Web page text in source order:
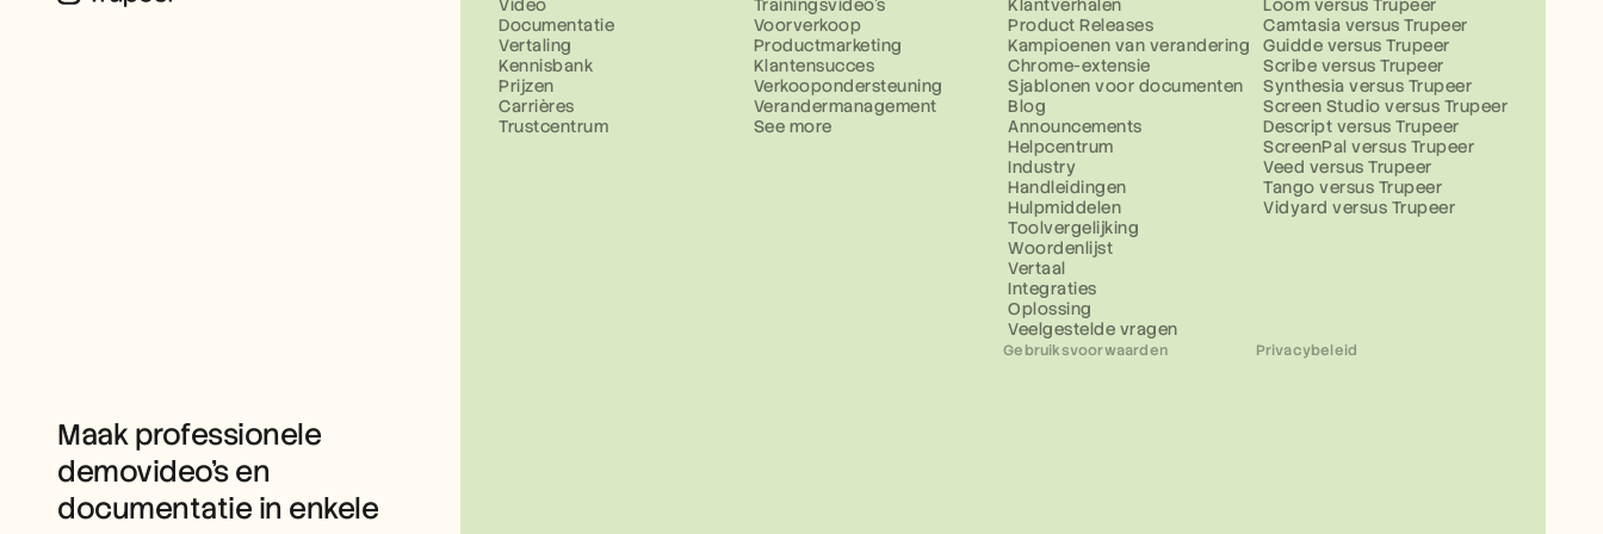
Maak professionele
demovideo’s en
documentatie in enkele
Video
Documentatie
Vertaling
Kennisbank
Prijzen
Carrières
Trustcentrum
Trainingsvideo's
Voorverkoop
Productmarketing
Klantensucces
Verkoopondersteuning
Verandermanagement
See more
Klantverhalen
Product Releases
Kampioenen van verandering
Chrome-extensie
Sjablonen voor documenten
Blog
Announcements
Helpcentrum
Industry
Handleidingen
Hulpmiddelen
Toolvergelijking
Woordenlijst
Vertaal
Integraties
Oplossing
Veelgestelde vragen
Loom versus Trupeer
Camtasia versus Trupeer
Guidde versus Trupeer
Scribe versus Trupeer
Synthesia versus Trupeer
Screen Studio versus Trupeer
Descript versus Trupeer
ScreenPal versus Trupeer
Veed versus Trupeer
Tango versus Trupeer
Vidyard versus Trupeer
Gebruiksvoorwaarden Privacybeleid